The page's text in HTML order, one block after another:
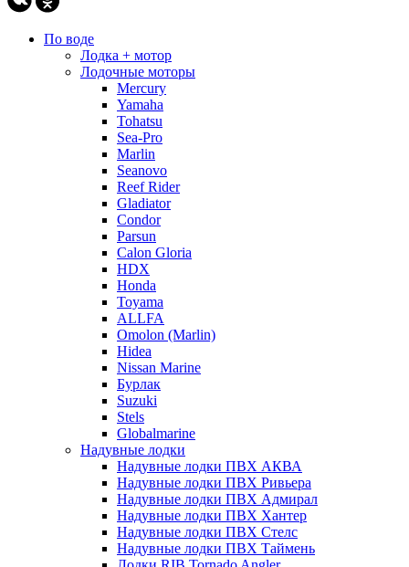
По воде
Лодка + мотор
Лодочные моторы
Mercury
Yamaha
Tohatsu
Sea-Pro
Marlin
Seanovo
Reef Rider
Gladiator
Condor
Parsun
Calon Gloria
HDX
Honda
Toyama
ALLFA
Omolon (Marlin)
Hidea
Nissan Marine
Бурлак
Suzuki
Stels
Globalmarine
Надувные лодки
Надувные лодки ПВХ АКВА
Надувные лодки ПВХ Ривьера
Надувные лодки ПВХ Адмирал
Надувные лодки ПВХ Хантер
Надувные лодки ПВХ Стелс
Надувные лодки ПВХ Таймень